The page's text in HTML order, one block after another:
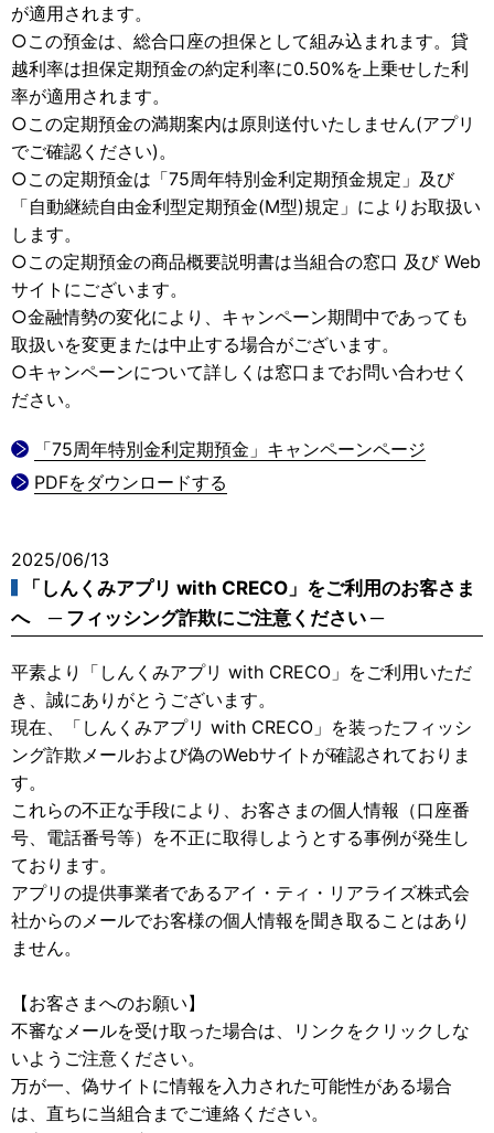
が適用されます。
○この預金は、総合口座の担保として組み込まれます。貸
越利率は担保定期預金の約定利率に0.50%を上乗せした利
率が適用されます。
○この定期預金の満期案内は原則送付いたしません(アプリ
でご確認ください)。
○この定期預金は「75周年特別金利定期預金規定」及び
「自動継続自由金利型定期預金(M型)規定」によりお取扱い
します。
○この定期預金の商品概要説明書は当組合の窓口 及び Web
サイトにございます。
○金融情勢の変化により、キャンペーン期間中であっても
取扱いを変更または中止する場合がございます。
○キャンペーンについて詳しくは窓口までお問い合わせく
ださい。
「75周年特別金利定期預金」キャンペーンページ
PDFをダウンロードする
2025/06/13
「しんくみアプリ with CRECO」をご利用のお客さま
へ ─ フィッシング詐欺にご注意ください ─
平素より「しんくみアプリ with CRECO」をご利用いただ
き、誠にありがとうございます。
現在、「しんくみアプリ with CRECO」を装ったフィッシ
ング詐欺メールおよび偽のWebサイトが確認されておりま
す。
これらの不正な手段により、お客さまの個人情報（口座番
号、電話番号等）を不正に取得しようとする事例が発生し
ております。
アプリの提供事業者であるアイ・ティ・リアライズ株式会
社からのメールでお客様の個人情報を聞き取ることはあり
ません。
【お客さまへのお願い】
不審なメールを受け取った場合は、リンクをクリックしな
いようご注意ください。
万が一、偽サイトに情報を入力された可能性がある場合
は、直ちに当組合までご連絡ください。